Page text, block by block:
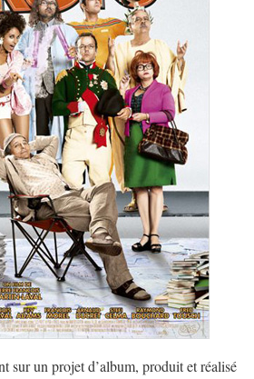
sur un projet d’album, produit et réalisé